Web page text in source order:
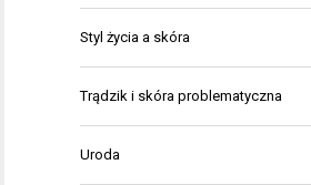
Styl życia a skóra
Trądzik i skóra problematyczna
Uroda